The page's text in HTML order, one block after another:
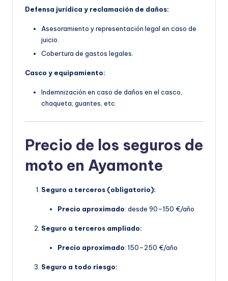
Defensa jurídica y reclamación de daños:
Asesoramiento y representación legal en caso de
juicio.
Cobertura de gastos legales.
Casco y equipamiento:
Indemnización en caso de daños en el casco,
chaqueta, guantes, etc.
Precio de los seguros de
moto en Ayamonte
Seguro a terceros (obligatorio):
Precio aproximado: desde 90–150 €/año
Seguro a terceros ampliado:
Precio aproximado: 150–250 €/año
Seguro a todo riesgo: